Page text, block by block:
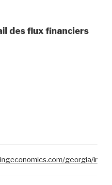
des flux financiers
georgia/